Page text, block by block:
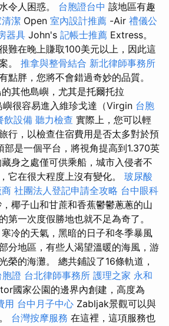
令人困惑。 台胞證台中 該地區有趣
清潔 Open 室內設計推薦 -Air 禮儀公
器具 John's 記帳士推薦 Extress。
難在晚上賺取100美元以上，因此這
。 推拿與整骨結合 新北律師事務所
點胖，您將不會錯過奇妙的品質。
其他島嶼，尤其是托爾托拉
嶼很容易進入維珍戈達（Virgin 台胞
飲設備 聽力檢查 實際上，您可以輕
行，以檢查住宿費用是否太多對於預
部是一個平台，將視角提高到1.370英
身之處僅可供乘船，城市入侵者不
它在很大程度上沒有變化。 玻尿酸
社團法人登記申請全攻略 台中眼科
椰子山和甘蔗和香蕉鬱鬱蔥蔥的山
第一次度假勝地也就不足為奇了。
寒冷的天氣，黑暗的日子和冬季暴風
分地區，有些人渴望溫暖的海風，游
榮的海灘。 總共鋪設了16條軌道，
胞證 台北律師事務所 護理之家 永和
國家公園的邊界內創建，高度為
用 台中月子中心 Zabljak景觀可以與
台灣按摩服務 在這裡，這項服務也